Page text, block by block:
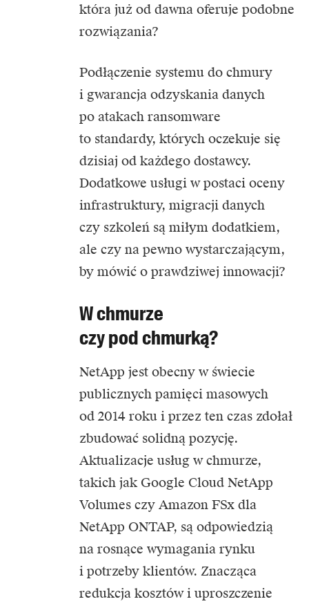
która już od dawna oferuje podobne
rozwiązania?
Podłączenie systemu do chmury
i gwarancja odzyskania danych
po atakach ransomware
to standardy, których oczekuje się
dzisiaj od każdego dostawcy.
Dodatkowe usługi w postaci oceny
infrastruktury, migracji danych
czy szkoleń są miłym dodatkiem,
ale czy na pewno wystarczającym,
by mówić o prawdziwej innowacji?
W chmurze
czy pod chmurką?
NetApp jest obecny w świecie
publicznych pamięci masowych
od 2014 roku i przez ten czas zdołał
zbudować solidną pozycję.
Aktualizacje usług w chmurze,
takich jak Google Cloud NetApp
Volumes czy Amazon FSx dla
NetApp ONTAP, są odpowiedzią
na rosnące wymagania rynku
i potrzeby klientów. Znacząca
redukcja kosztów i uproszczenie